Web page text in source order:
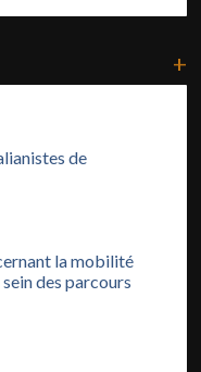
+
de
la mobilité
sein des parcours